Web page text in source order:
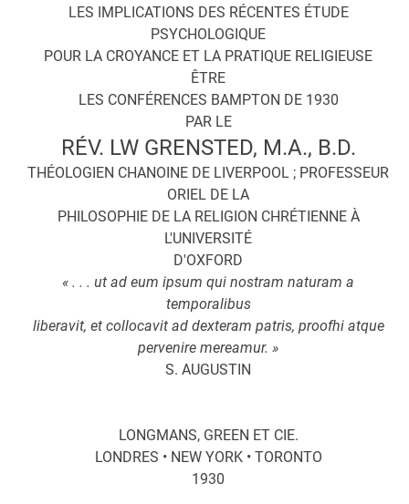
LES IMPLICATIONS DES RÉCENTES ÉTUDE
PSYCHOLOGIQUE
POUR LA CROYANCE ET LA PRATIQUE RELIGIEUSE
ÊTRE
LES CONFÉRENCES BAMPTON DE 1930
PAR LE
RÉV. LW GRENSTED, M.A., B.D.
THÉOLOGIEN CHANOINE DE LIVERPOOL ; PROFESSEUR
ORIEL DE LA
PHILOSOPHIE DE LA RELIGION CHRÉTIENNE À
L'UNIVERSITÉ
D'OXFORD
« . . . ut ad eum ipsum qui nostram naturam a
temporalibus
liberavit, et collocavit ad dexteram patris, proofhi atque
pervenire mereamur. »
S. AUGUSTIN
LONGMANS, GREEN ET CIE.
LONDRES • NEW YORK • TORONTO
1930